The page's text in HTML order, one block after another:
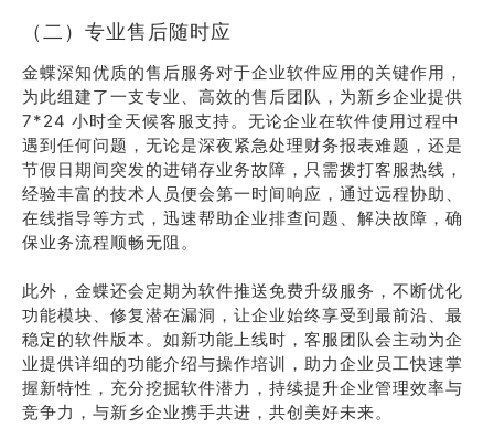
（二）专业售后随时应
金蝶深知优质的售后服务对于企业软件应用的关键作用，
为此组建了一支专业、高效的售后团队，为新乡企业提供
7*24 小时全天候客服支持。无论企业在软件使用过程中
遇到任何问题，无论是深夜紧急处理财务报表难题，还是
节假日期间突发的进销存业务故障，只需拨打客服热线，
经验丰富的技术人员便会第一时间响应，通过远程协助、
在线指导等方式，迅速帮助企业排查问题、解决故障，确
保业务流程顺畅无阻。
此外，金蝶还会定期为软件推送免费升级服务，不断优化
功能模块、修复潜在漏洞，让企业始终享受到最前沿、最
稳定的软件版本。如新功能上线时，客服团队会主动为企
业提供详细的功能介绍与操作培训，助力企业员工快速掌
握新特性，充分挖掘软件潜力，持续提升企业管理效率与
竞争力，与新乡企业携手共进，共创美好未来。